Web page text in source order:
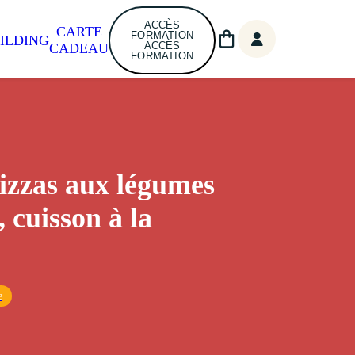
CARTE
CADEAU
ACCÈS
FORMATION
ACCÈS
FORMATION
aux légumes
cuisson à la